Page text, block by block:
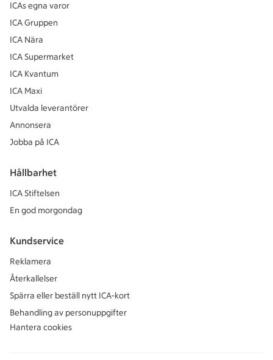
ICAs egna varor
ICA Gruppen
ICA Nära
ICA Supermarket
ICA Kvantum
ICA Maxi
Utvalda leverantörer
Annonsera
Jobba på ICA
Hållbarhet
ICA Stiftelsen
En god morgondag
Kundservice
Reklamera
Återkallelser
Spärra eller beställ nytt ICA-kort
Behandling av personuppgifter
Hantera cookies